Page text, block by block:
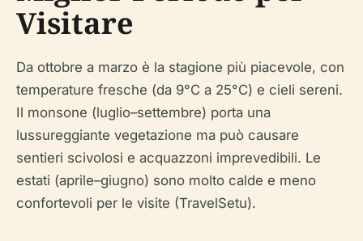
Visitare
Da ottobre a marzo è la stagione più piacevole, con
temperature fresche (da 9°C a 25°C) e cieli sereni.
Il monsone (luglio–settembre) porta una
lussureggiante vegetazione ma può causare
sentieri scivolosi e acquazzoni imprevedibili. Le
estati (aprile–giugno) sono molto calde e meno
confortevoli per le visite (TravelSetu).